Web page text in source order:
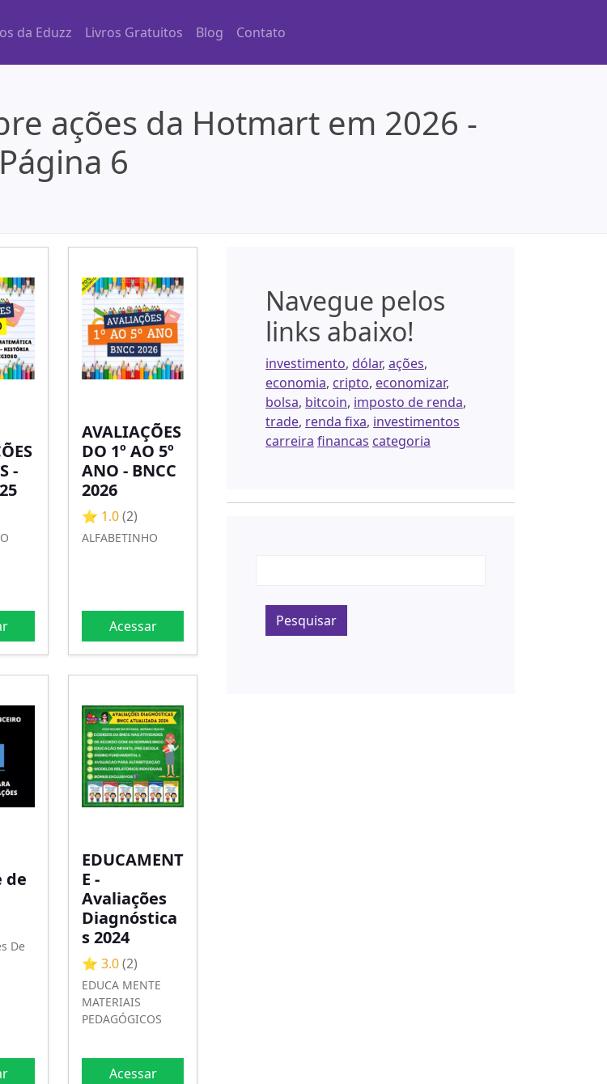
da Eduzz Livros Gratuitos Blog Contato
ações da Hotmart em 2026 -
Página 6
-
AVALIAÇÕES
DO 1º AO 5º
ANO - BNCC
2026
⭐ 1.0(2)
ALFABETINHO
Acessar
de
De
EDUCAMENT
E -
Avaliações
Diagnóstica
s 2024
⭐ 3.0(2)
EDUCA MENTE
MATERIAIS
PEDAGÓGICOS
Acessar
Navegue pelos
links abaixo!
investimento, dólar, ações,
economia, cripto, economizar,
bolsa, bitcoin, imposto de renda,
trade, renda fixa, investimentos
carreira financas categoria
Pesquisar